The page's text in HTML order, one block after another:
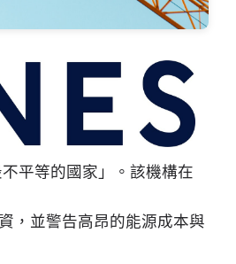
平等的國家」。該機構在
，並警告高昂的能源成本與